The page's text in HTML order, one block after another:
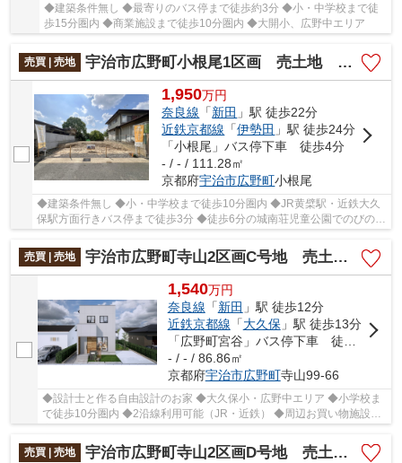
◆建築条件無し ◆最寄りのバス停まで徒歩約3分 ◆小・中学校まで徒
歩15分圏内 ◆商業施設まで徒歩10分圏内 ◆大開小、広野中エリア
売買 | 売地 宇治市広野町小根尾1区画 売土地 建築条件無し
1,950万円
奈良線 「新田 」駅 徒歩22分
近鉄京都線 「伊勢田 」駅 徒歩24分
「小根尾」バス停下車 徒歩4分
- / - / 111.28㎡
京都府宇治市広野町小根尾
◆建築条件無し ◆小・中学校まで徒歩10分圏内 ◆JR黄檗駅・近鉄大久
保駅方面行きバス停まで徒歩3分 ◆徒歩6分の城南荘児童公園でのびのび
遊べる住環境 ◆高低差ほぼなしの整形地
売買 | 売地
宇治市広野町寺山2区画C号地 売土地 建築条件付き
1,540万円
奈良線 「新田 」駅 徒歩12分
近鉄京都線 「大久保」駅 徒歩13分
「広野町宮谷」バス停下車 徒歩5分
- / - / 86.86㎡
京都府宇治市広野町寺山99-66
◆設計士と作る自由設計のお家 ◆大久保小・広野中エリア ◆小学校ま
で徒歩10分圏内 ◆2沿線利用可能（JR・近鉄） ◆周辺お買い物施設充
売買 | 売地
宇治市広野町寺山2区画D号地 売土地 建築条件付き